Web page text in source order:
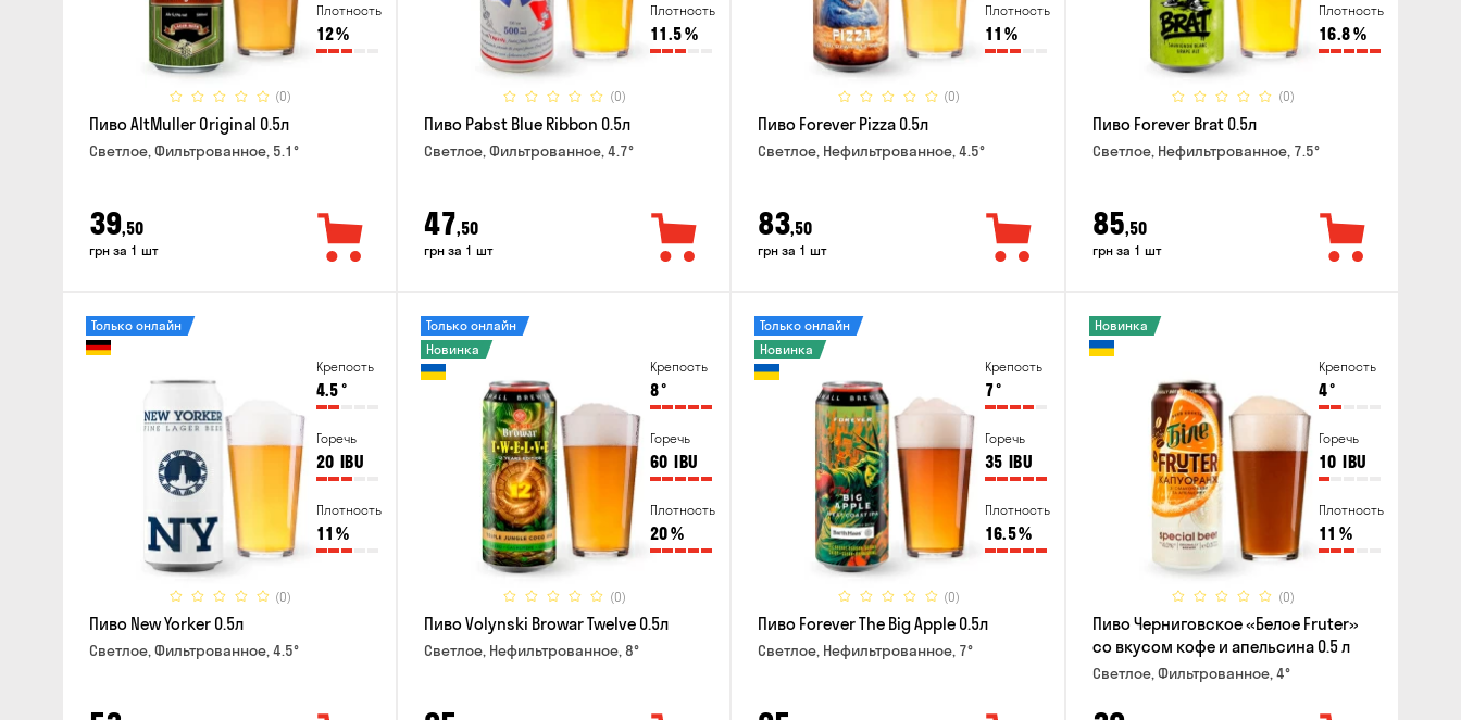
Плотность
12%
(0)
Пиво AltMuller Original 0.5л
Светлое, Фильтрованное, 5.1°
39,50
грн за 1 шт
Плотность
11.5%
(0)
Пиво Pabst Blue Ribbon 0.5л
Светлое, Фильтрованное, 4.7°
47,50
грн за 1 шт
Плотность
11 %
(0)
Пиво Forever Pizza 0.5л
Светлое, Нефильтрованное, 4.5°
83,50
грн за 1 шт
Плотность
16.8%
(0)
Пиво Forever Brat 0.5л
Светлое, Нефильтрованное, 7.5°
85,50
грн за 1 шт
Крепость
4.5°
Горечь
20 IBU
Плотность
11 %
(0)
Только онлайн
Пиво New Yorker 0.5л
Светлое, Фильтрованное, 4.5°
Крепость
8°
Горечь
60 IBU
Плотность
20%
(0)
Только онлайн
Новинка
Пиво Volynski Browar Twelve 0.5л
Светлое, Нефильтрованное, 8°
Крепость
7°
Горечь
35 IBU
Плотность
16.5%
(0)
Только онлайн
Новинка
Пиво Forever The Big Apple 0.5л
Светлое, Нефильтрованное, 7°
Крепость
4°
Горечь
10 IBU
Плотность
11 %
(0)
Новинка
Пиво Черниговское «Белое Fruter»
со вкусом кофе и апельсина 0.5 л
Светлое, Фильтрованное, 4°